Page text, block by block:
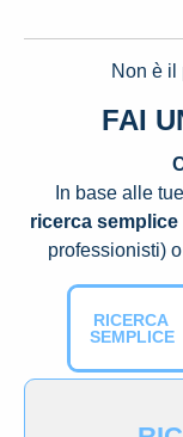
Non è il
FAI
In base alle
ricerca semplice
professionisti) o
RICERCA
SEMPLICE